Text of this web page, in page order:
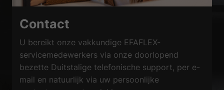
Contact
U bereikt onze vakkundige EFAFLEX-
servicemedewerkers via onze doorlopend
bezette Duitstalige telefonische support, per e-
mail en natuurlijk via uw persoonlijke